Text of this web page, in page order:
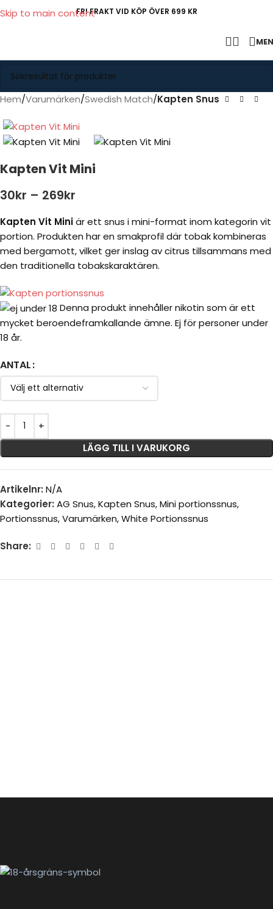
Skip to main contentFRI FRAKT VID KÖP ÖVER 699 KR
Hem Varumärken Swedish Match Kapten Snus
Kapten Vit Mini
30kr – 269kr
Kapten Vit Miniär ett snus i mini-format inom kategorin vit
portion. Produkten har en smakprofil där tobak kombineras
med bergamott, vilket ger inslag av citrus tillsammans med
den traditionella tobakskaraktären.
Denna produkt innehåller nikotin som är ett
mycket beroendeframkallande ämne. Ej för personer under
18 år.
ANTAL
LÄGG TILL I VARUKORG
Artikelnr: N/A
Kategorier: AG Snus,Kapten Snus,Mini portionssnus,
Portionssnus,Varumärken,White Portionssnus
Share: